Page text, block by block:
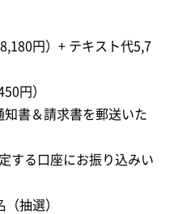
円）+ テキスト代5,7
円）
書＆請求書を郵送いた
する口座にお振り込みい
抽選）